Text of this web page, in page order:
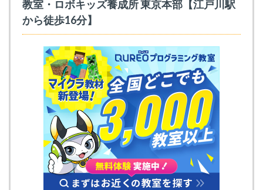
教室・ロボキッズ養成所 東京本部【江戸川駅
から徒歩16分】